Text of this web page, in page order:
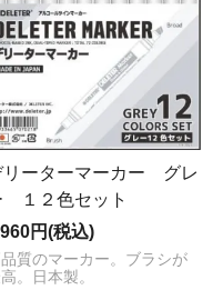
リーターマーカー グレ
１２色セット
円(税込)
質のマーカー。ブラシが
。日本製。